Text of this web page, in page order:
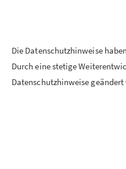
Die Datenschutzhinweise
Durch eine stetige
Datenschutzhinweise geändert